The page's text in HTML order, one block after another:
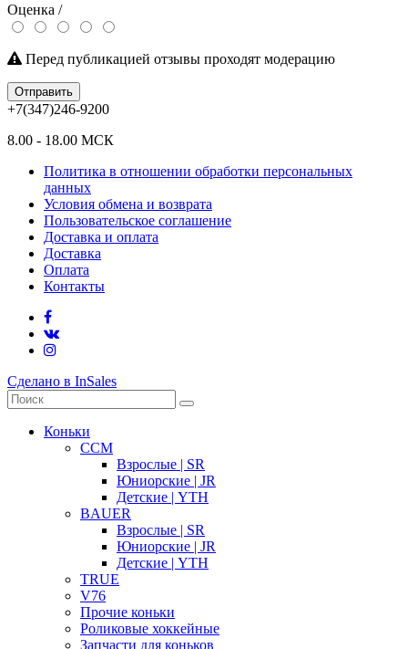
Оценка /
Перед публикацией отзывы проходят модерацию
Отправить
+7(347)246-9200
8.00 - 18.00 МСК
Политика в отношении обработки персональных
данных
Условия обмена и возврата
Пользовательское соглашение
Доставка и оплата
Доставка
Оплата
Контакты
Сделано в InSales
Коньки
CCM
Взрослые | SR
Юниорские | JR
Детские | YTH
BAUER
Взрослые | SR
Юниорские | JR
Детские | YTH
TRUE
V76
Прочие коньки
Роликовые хоккейные
Запчасти для коньков